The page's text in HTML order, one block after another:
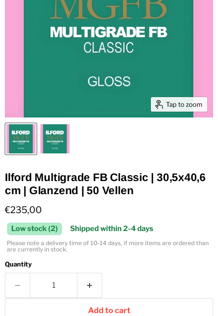
Tap to zoom
Ilford Multigrade FB Classic | 30,5x40,6
cm | Glanzend | 50 Vellen
Current price
€235,00
Low stock (2) Shipped within 2-4 days
Please note a delivery time of 10-14 days, if more items are ordered than
are currently in stock.
Quantity
Add to cart